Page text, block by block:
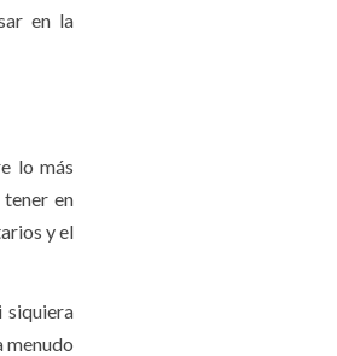
en la
lo más
en
y el
siquiera
menudo